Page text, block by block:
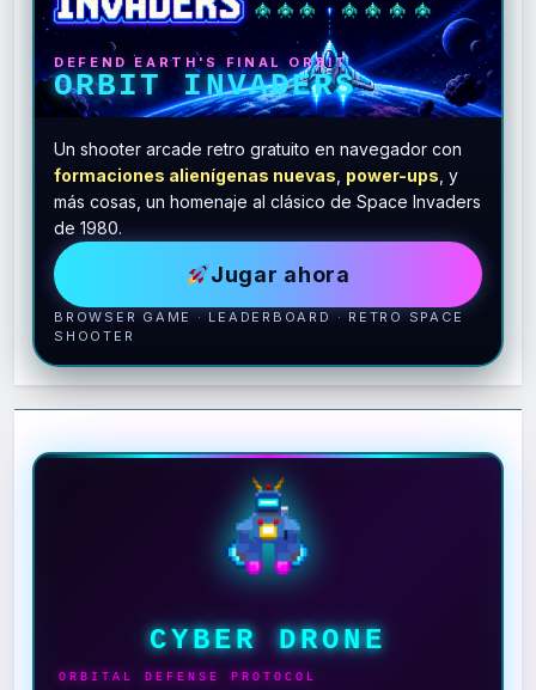
DEFEND EARTH'S FINAL ORBIT
ORBIT INVADERS
Un shooter arcade retro gratuito en navegador con
formaciones alienígenas nuevas power-ups , y
más cosas, un homenaje al clásico de Space Invaders
de 1980.
Jugar ahora
BROWSER GAME · LEADERBOARD · RETRO SPACE
SHOOTER
CYBER DRONE
ORBITAL DEFENSE PROTOCOL